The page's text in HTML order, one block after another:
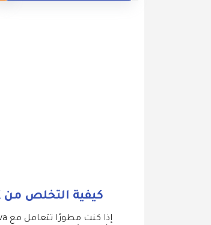
كيفية التخلص من JDK بسهولة ودون أخطاء